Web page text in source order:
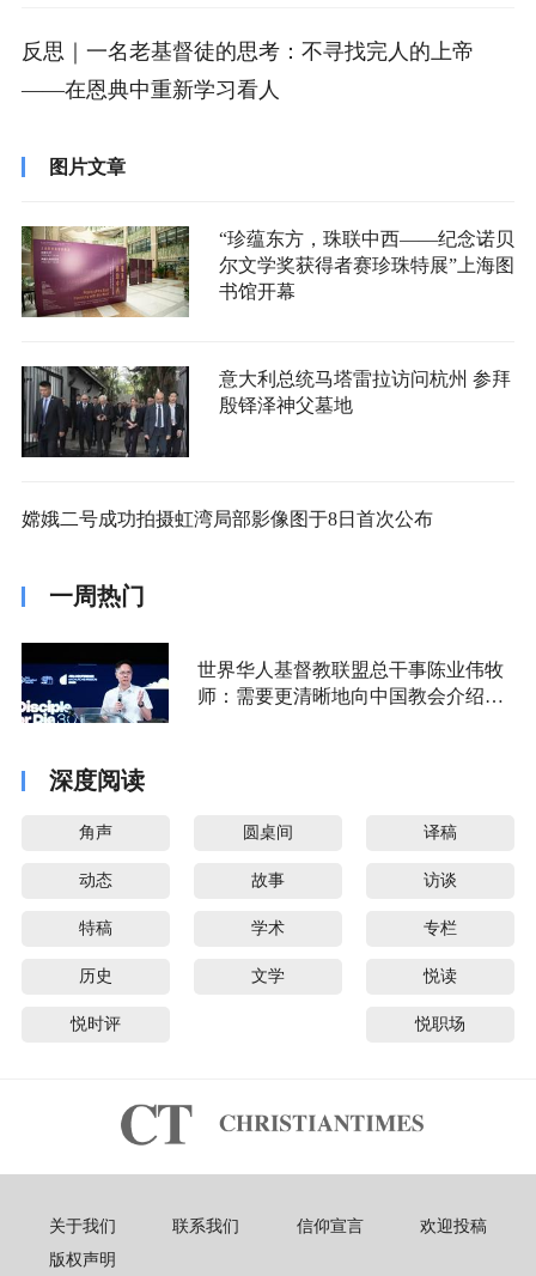
反思｜一名老基督徒的思考：不寻找完人的上帝
——在恩典中重新学习看人
图片文章
“珍蕴东方，珠联中西——纪念诺贝
尔文学奖获得者赛珍珠特展”上海图
书馆开幕
意大利总统马塔雷拉访问杭州 参拜
殷铎泽神父墓地
嫦娥二号成功拍摄虹湾局部影像图于8日首次公布
一周热门
世界华人基督教联盟总干事陈业伟牧
师：需要更清晰地向中国教会介绍福
深度阅读
角声 圆桌间 译稿
动态 故事 访谈
特稿 学术 专栏
历史 文学 悦读
悦时评 悦职场
关于我们 联系我们 信仰宣言
欢迎投稿
版权声明